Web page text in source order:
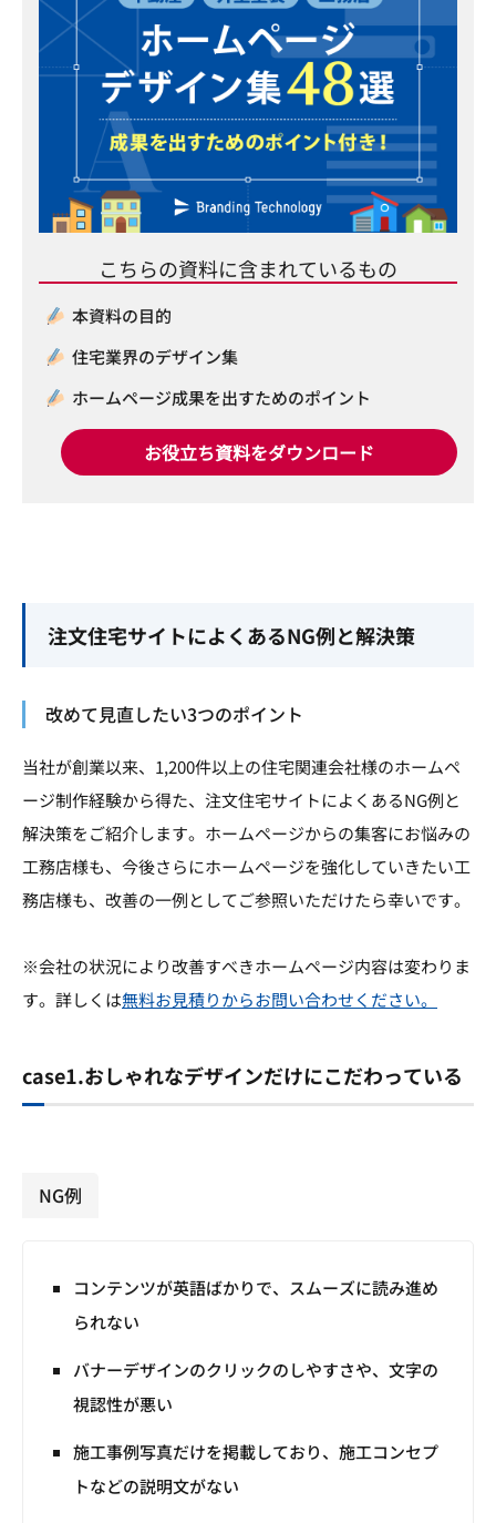
こちらの資料に含まれているもの
本資料の目的
住宅業界のデザイン集
ホームページ成果を出すためのポイント
お役立ち資料をダウンロード
注文住宅サイトによくあるNG例と解決策
改めて見直したい3つのポイント
当社が創業以来、1,200件以上の住宅関連会社様のホームペ
ージ制作経験から得た、注文住宅サイトによくあるNG例と
解決策をご紹介します。ホームページからの集客にお悩みの
工務店様も、今後さらにホームページを強化していきたい工
務店様も、改善の一例としてご参照いただけたら幸いです。
※会社の状況により改善すべきホームページ内容は変わりま
す。詳しくは無料お見積りからお問い合わせください。
case1.おしゃれなデザインだけにこだわっている
NG例
コンテンツが英語ばかりで、スムーズに読み進め
られない
バナーデザインのクリックのしやすさや、文字の
視認性が悪い
施工事例写真だけを掲載しており、施工コンセプ
トなどの説明文がない